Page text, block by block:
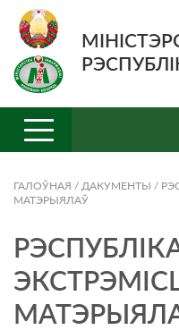
ГАЛОЎНАЯ / ДАКУМЕНТЫ /
МАТЭРЫЯЛАЎ